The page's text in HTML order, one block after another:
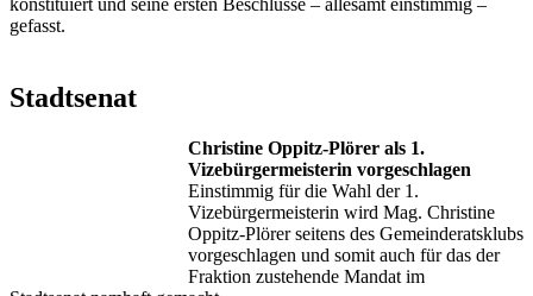
gefasst.
Stadtsenat
Christine Oppitz-Plörer als 1.
Vizebürgermeisterin vorgeschlagen
Einstimmig für die Wahl der 1.
Vizebürgermeisterin wird Mag. Christine
Oppitz-Plörer seitens des Gemeinderatsklubs
vorgeschlagen und somit auch für das der
Fraktion zustehende Mandat im